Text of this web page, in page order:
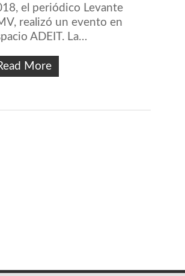
el periódico Levante
realizó un evento en
ADEIT. La…
More